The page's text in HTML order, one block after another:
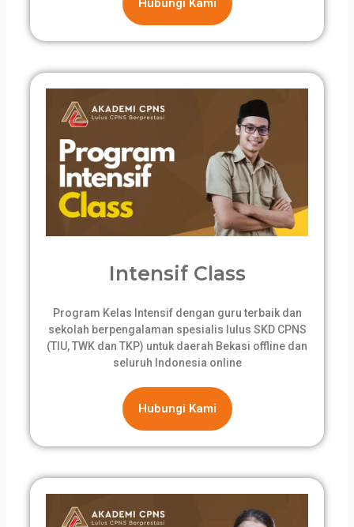
Hubungi Kami
Intensif Class
Program Kelas Intensif dengan guru terbaik dan
sekolah berpengalaman spesialis lulus SKD CPNS
(TIU, TWK dan TKP) untuk daerah Bekasi offline dan
seluruh Indonesia online
Hubungi Kami